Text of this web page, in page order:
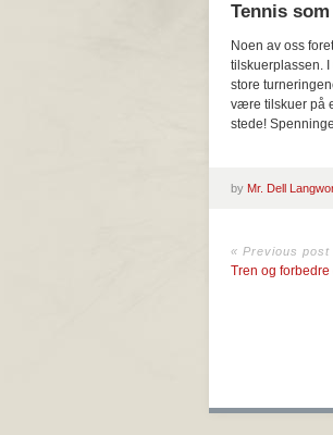
Tennis
Noen av oss
tilskuerplassen.
store
være tilskuer på
stede!
by Mr. Dell
« Previous post
Tren og